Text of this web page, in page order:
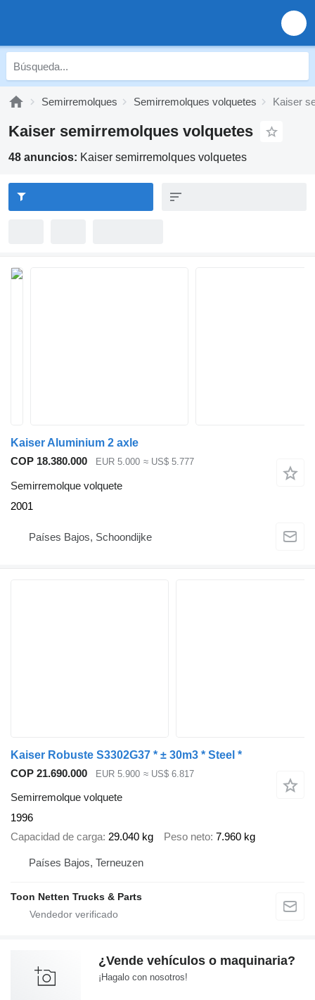
Semirremolques Semirremolques volquetes Kaiser
Kaiser semirremolques volquetes
48 anuncios: Kaiser semirremolques volquetes
Kaiser Aluminium 2 axle
COP 18.380.000
EUR 5.000 ≈ US$ 5.777
Semirremolque volquete
2001
Países Bajos, Schoondijke
Kaiser Robuste S3302G37 * ± 30m3 * Steel *
COP 21.690.000
EUR 5.900 ≈ US$ 6.817
Semirremolque volquete
1996
Capacidad de carga 29.040 kg Peso neto 7.960 kg
Países Bajos, Terneuzen
Toon Netten Trucks & Parts
¿Vende vehículos o maquinaria?
¡Hagalo con nosotros!